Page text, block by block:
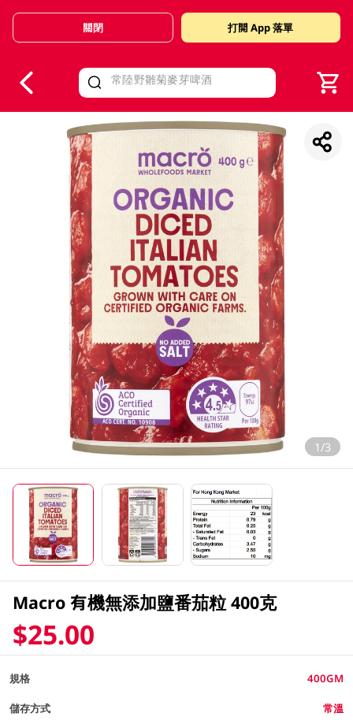
Valid Until 30 June 2026
關閉 打開 App 落單
1/3
Macro 有機無添加鹽番茄粒 400克
$25.00
規格 400GM
儲存方式 常溫